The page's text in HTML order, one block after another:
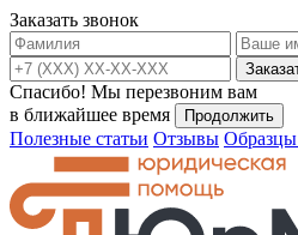
Заказать звонок
Спасибо! Мы перезвоним вам
в ближайшее время
Продолжить
Полезные статьи Отзывы Образцы